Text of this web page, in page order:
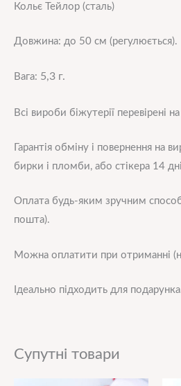
Кольє Тейлор (сталь)
Довжина: до 50 см (регулюється).
Вага: 5,3 г.
Всі вироби біжутерії перевірені на
Гарантія обміну і повернення на
бирки і пломби, або стікера 14
Оплата будь-яким зручним
пошта).
Можна оплатити при отриманні
Ідеально підходить для
Супутні товари